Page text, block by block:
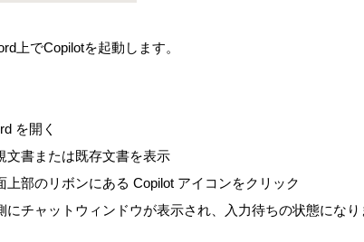
上でCopilotを起動します。
を開く
文書または既存文書を表示
上部のリボンにある Copilot アイコンをクリック
にチャットウィンドウが表示され、入力待ちの状態になり